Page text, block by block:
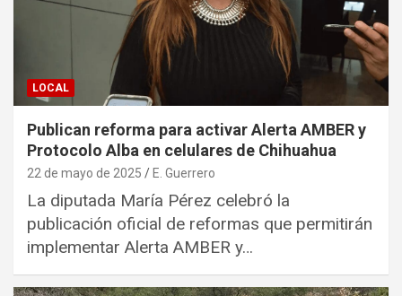
LOCAL
Publican reforma para activar Alerta AMBER y
Protocolo Alba en celulares de Chihuahua
22 de mayo de 2025 E. Guerrero
La diputada María Pérez celebró la
publicación oficial de reformas que permitirán
implementar Alerta AMBER y…